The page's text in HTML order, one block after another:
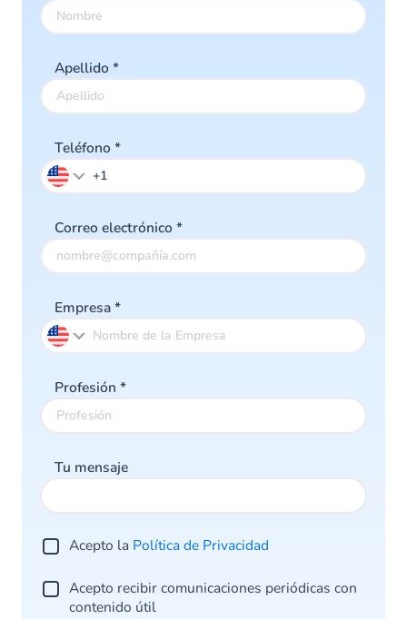
Apellido *
Teléfono *
Correo electrónico *
Empresa*
Profesión *
Tu mensaje
Acepto la Política de Privacidad
Acepto recibir comunicaciones periódicas con
contenido útil